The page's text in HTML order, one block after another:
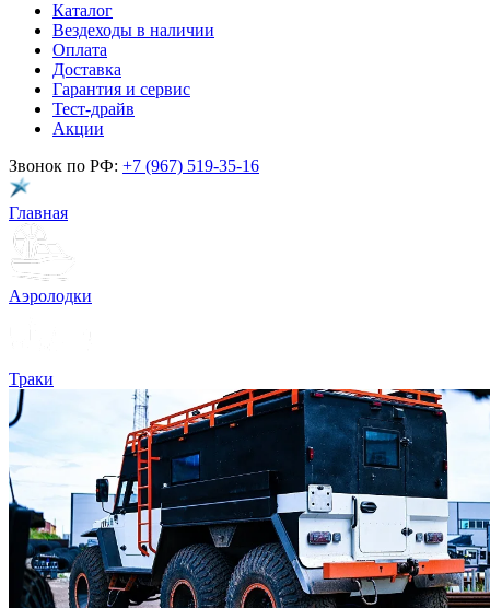
Каталог
Вездеходы в наличии
Оплата
Доставка
Гарантия и сервис
Тест-драйв
Акции
Звонок по РФ: +7 (967) 519-35-16
Главная
Аэролодки
Траки